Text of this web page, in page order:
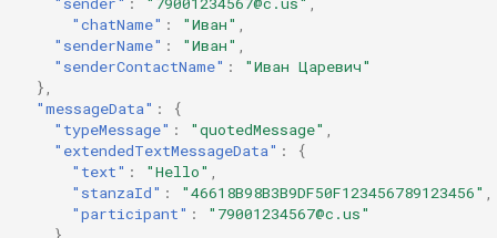
"chatName" : "Иван" ,
"senderName" : "Иван" ,
"senderContactName" :
"Иван Царевич"
},
"messageData" :
{
"typeMessage" : "quotedMessage" ,
"extendedTextMessageData" :
{
"text" : "Hello" ,
"stanzaId" : "46618B98B3B9DF50F123456789123456" ,
"participant" :
"79001234567@c.us"